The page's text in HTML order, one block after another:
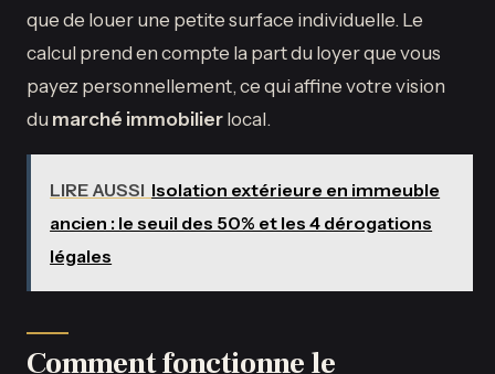
que de louer une petite surface individuelle. Le
calcul prend en compte la part du loyer que vous
payez personnellement, ce qui affine votre vision
du marché immobilierlocal.
LIRE AUSSI Isolation extérieure en immeuble
ancien : le seuil des 50% et les 4 dérogations
légales
Comment fonctionne le